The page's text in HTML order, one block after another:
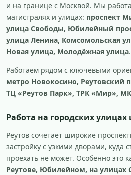
и на границе с Москвой. Мы
магистралях и улицах: проспект
улица Свободы, Юбилейный
улица Ленина, Комсомольская
Новая улица, Молодёжная улица.
Работаем рядом с ключевыми
метро Новокосино, Реутовский
ТЦ «Реутов Парк», ТРК «Мир»,
Работа на городских улицах
Реутов сочетает широкие
застройку с узкими дворами, куда
проехать не может. Особенно это
Реутове, Юбилейном, на улицах